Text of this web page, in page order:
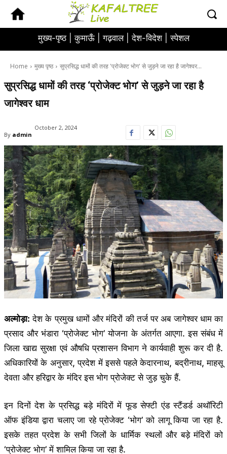
मुख्य-पृष्ठ |कुमाऊँ |गढ़वाल |देश-विदेश |स्पेशल
Home मुख्य पृष्ठ सुप्रसिद्ध धामों की तरह 'प्रोजेक्ट भोग' से जुड़ने जा रहा है जागेश्वर...
सुप्रसिद्ध धामों की तरह ‘प्रोजेक्ट भोग’ से जुड़ने जा रहा है
जागेश्वर धाम
By admin
October 2, 2024
अल्मोड़ा: देश के प्रमुख धामों और मंदिरों की तर्ज पर अब जागेश्वर धाम का
प्रसाद और भंडारा ‘प्रोजेक्ट भोग’ योजना के अंतर्गत आएगा. इस संबंध में
जिला खाद्य सुरक्षा एवं औषधि प्रशासन विभाग ने कार्यवाही शुरू कर दी है.
अधिकारियों के अनुसार, प्रदेश में इससे पहले केदारनाथ, बद्रीनाथ, माहसू
देवता और हरिद्वार के मंदिर इस भोग प्रोजेक्ट से जुड़ चुके हैं.
इन दिनों देश के प्रसिद्ध बड़े मंदिरों में फूड सेफ्टी एंड स्टैंडर्ड अथॉरिटी
ऑफ इंडिया द्वारा चलाए जा रहे प्रोजेक्ट ‘भोग’ को लागू किया जा रहा है.
इसके तहत प्रदेश के सभी जिलों के धार्मिक स्थलों और बड़े मंदिरों को
‘प्रोजेक्ट भोग’ में शामिल किया जा रहा है.